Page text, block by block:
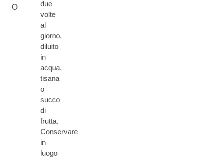
O
due
volte
al
giorno,
diluito
in
acqua,
tisana
o
succo
di
frutta.
Conservare
in
luogo